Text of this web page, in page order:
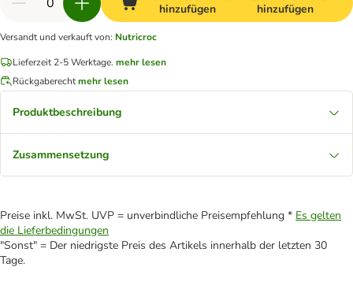
hinzufügen
hinzufügen
Versandt und verkauft von: Nutricroc
Lieferzeit 2-5 Werktage. mehr lesen
Rückgaberechtmehr lesen
Produktbeschreibung
Zusammensetzung
Preise inkl. MwSt. UVP = unverbindliche Preisempfehlung * Es gelten
die Lieferbedingungen
"Sonst" = Der niedrigste Preis des Artikels innerhalb der letzten 30
Tage.